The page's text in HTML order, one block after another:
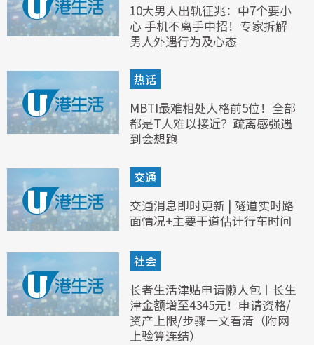
10大男人出轨征兆：中7个要小
心 手机不离手中招！专家拆解
男人外遇行为及心态
热话
MBTI最难相处人格前5位！全部
都是T人难以接近？疏离感强遇
到会想跑
交通
交通消息即时更新 | 隧道实时路
面情况+主要干道估计行车时间
社会
长者生活津贴申请懒人包︱长生
津金额增至4345元！申请资格/
资产上限/步骤一文看清（附网
上验算连结）